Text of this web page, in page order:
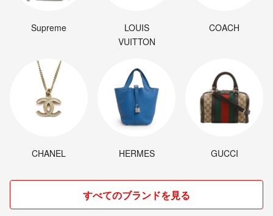
Supreme
LOUIS
VUITTON
COACH
CHANEL HERMES GUCCI
すべてのブランドを見る